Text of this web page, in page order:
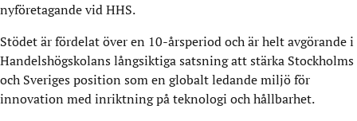
nyföretagande vid HHS.
Stödet är fördelat över en 10-årsperiod och är helt avgörande i
Handelshögskolans långsiktiga satsning att stärka Stockholms
och Sveriges position som en globalt ledande miljö för
innovation med inriktning på teknologi och hållbarhet.